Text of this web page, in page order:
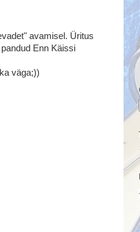
avamisel. Üritus
Enn Käissi
väga;))